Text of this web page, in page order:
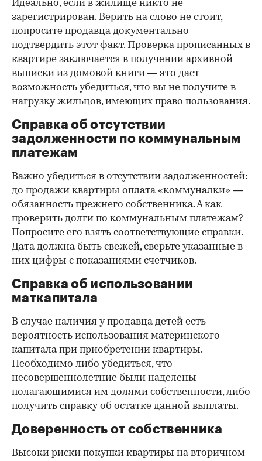
Идеально, если в жилище никто не
зарегистрирован. Верить на слово не стоит,
попросите продавца документально
подтвердить этот факт. Проверка прописанных в
квартире заключается в получении архивной
выписки из домовой книги — это даст
возможность убедиться, что вы не получите в
нагрузку жильцов, имеющих право пользования.
Справка об отсутствии
задолженности по коммунальным
платежам
Важно убедиться в отсутствии задолженностей:
до продажи квартиры оплата «коммуналки» —
обязанность прежнего собственника. А как
проверить долги по коммунальным платежам?
Попросите его взять соответствующие справки.
Дата должна быть свежей, сверьте указанные в
них цифры с показаниями счетчиков.
Справка об использовании
маткапитала
В случае наличия у продавца детей есть
вероятность использования материнского
капитала при приобретении квартиры.
Необходимо либо убедиться, что
несовершеннолетние были наделены
полагающимися им долями собственности, либо
получить справку об остатке данной выплаты.
Доверенность от собственника
Высоки риски покупки квартиры на вторичном